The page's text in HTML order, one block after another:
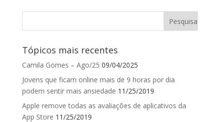
Tópicos mais recentes
Camila Gomes – Ago/25 09/04/2025
Jovens que ficam online mais de 9 horas por dia
podem sentir mais ansiedade 11/25/2019
Apple remove todas as avaliações de aplicativos da
App Store 11/25/2019